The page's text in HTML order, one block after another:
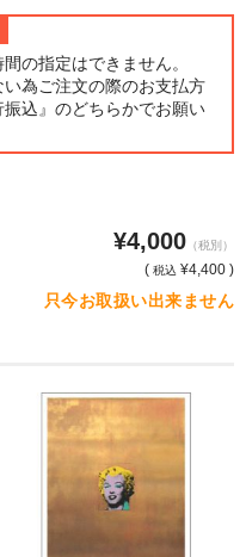
の指定はできません。
為ご注文の際のお支払方
込』のどちらかでお願い
¥4,000 （税別）
( 税込 ¥4,400 )
只今お取扱い出来ません